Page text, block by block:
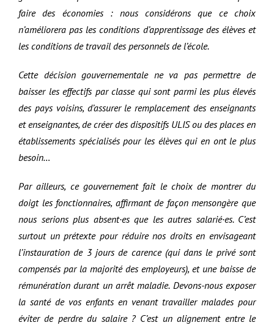
faire des économies : nous considérons que ce choix
n’améliorera pas les conditions d’apprentissage des élèves et
les conditions de travail des personnels de l’école.
Cette décision gouvernementale ne va pas permettre de
baisser les effectifs par classe qui sont parmi les plus élevés
des pays voisins, d’assurer le remplacement des enseignants
et enseignantes, de créer des dispositifs ULIS ou des places en
établissements spécialisés pour les élèves qui en ont le plus
besoin…
Par ailleurs, ce gouvernement fait le choix de montrer du
doigt les fonctionnaires, affirmant de façon mensongère que
nous serions plus absent·es que les autres salarié·es. C’est
surtout un prétexte pour réduire nos droits en envisageant
l’instauration de 3 jours de carence (qui dans le privé sont
compensés par la majorité des employeurs), et une baisse de
rémunération durant un arrêt maladie. Devons-nous exposer
la santé de vos enfants en venant travailler malades pour
éviter de perdre du salaire ? C’est un alignement entre le